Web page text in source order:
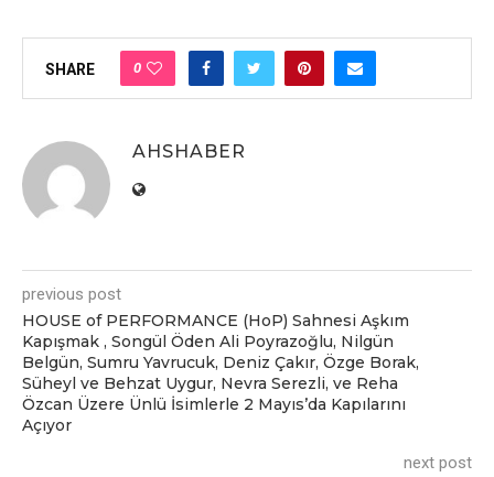
SHARE 0
AHSHABER
previous post
HOUSE of PERFORMANCE (HoP) Sahnesi Aşkım
Kapışmak , Songül Öden Ali Poyrazoğlu, Nilgün
Belgün, Sumru Yavrucuk, Deniz Çakır, Özge Borak,
Süheyl ve Behzat Uygur, Nevra Serezli, ve Reha
Özcan Üzere Ünlü İsimlerle 2 Mayıs’da Kapılarını
Açıyor
next post